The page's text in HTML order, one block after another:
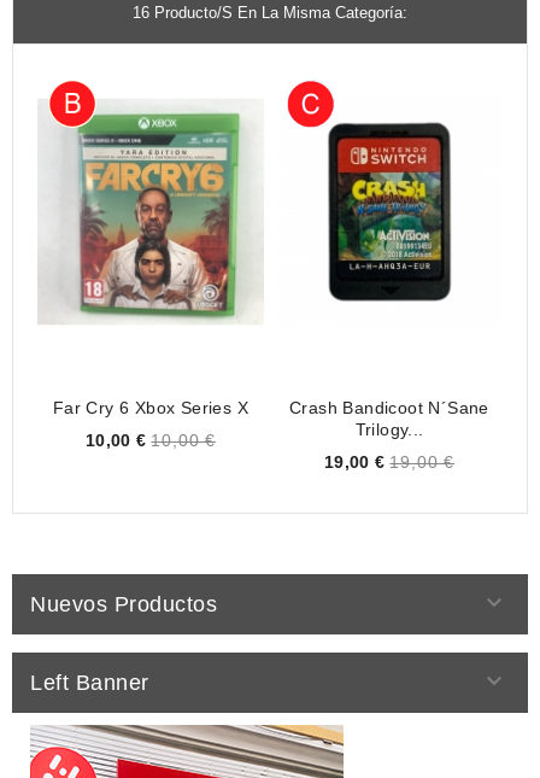
16 Producto/s En La Misma Categoría:
Far Cry 6 Xbox Series X
Price
10,00 € 10,00 €
Crash Bandicoot N´sane
Trilogy...
Price
19,00 € 19,00 €
Nuevos Productos 
Left Banner 